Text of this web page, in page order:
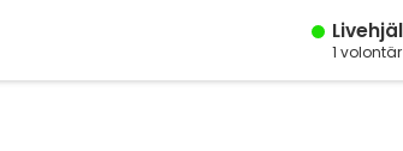
1 volontär